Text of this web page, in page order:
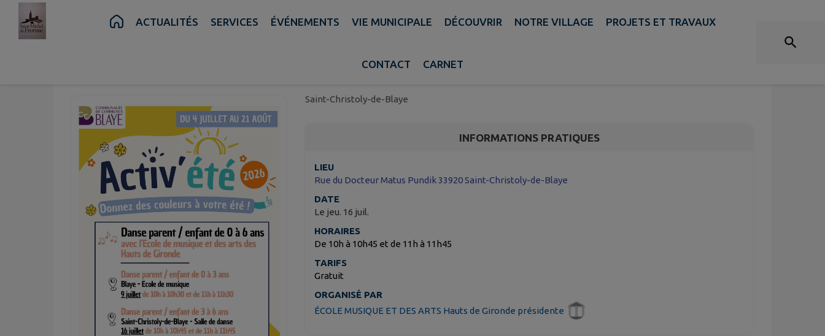
Contenu Recherche Pied de page
ACTUALITÉS SERVICES ÉVÉNEMENTS VIE MUNICIPALE DÉCOUVRIR NOTRE VILLAGE PROJETS ET TRAVAUX
CONTACT CARNET
Saint-Christoly-de-Blaye
INFORMATIONS PRATIQUES
LIEU
Rue du Docteur Matus Pundik 33920 Saint-Christoly-de-Blaye
DATE
Le jeu. 16 juil.
HORAIRES
De 10h à 10h45 et de 11h à 11h45
TARIFS
Gratuit
ORGANISÉ PAR
ÉCOLE MUSIQUE ET DES ARTS Hauts de Gironde présidente